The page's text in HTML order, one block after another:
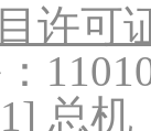
许可
] 总机